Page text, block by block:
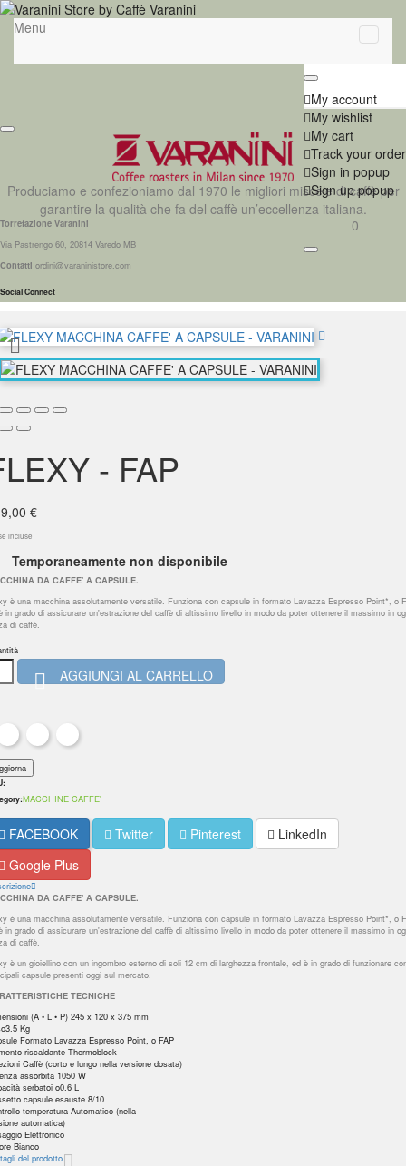
Menu
My account
My wishlist
My cart
Track your order
Sign in popup
Sign up popup
0
Produciamo e confezioniamo dal 1970 le migliori miscele di caffè per
garantire la qualità che fa del caffè un’eccellenza italiana.
Torrefazione Varanini
Via Pastrengo 60, 20814 Varedo MB
Contatti ordini@varaninistore.com
Social Connect
- FAP
€
incluse
Temporaneamente non disponibile
DA CAFFE' A CAPSULE.
è una macchina assolutamente versatile. Funziona con capsule in formato Lavazza Espresso Point*, o
in grado di assicurare un'estrazione del caffè di altissimo livello in modo da poter ottenere il massimo in
di caffè.
 AGGIUNGI AL CARRELLO
MACCHINE CAFFE'
FACEBOOK Twitter Pinterest
LinkedIn
Google Plus
DA CAFFE' A CAPSULE.
è una macchina assolutamente versatile. Funziona con capsule in formato Lavazza Espresso Point*, o
in grado di assicurare un'estrazione del caffè di altissimo livello in modo da poter ottenere il massimo in
di caffè.
è un gioiellino con un ingombro esterno di soli 12 cm di larghezza frontale, ed è in grado di funzionare
capsule presenti oggi sul mercato.
TECNICHE
(A • L • P) 245 x 120 x 375 mm
Kg
Formato Lavazza Espresso Point, o FAP
riscaldante Thermoblock
Caffè (corto e lungo nella versione dosata)
assorbita 1050 W
serbatoi o0.6 L
capsule esauste 8/10
temperatura Automatico (nella
automatica)
Elettronico
Bianco
del prodotto